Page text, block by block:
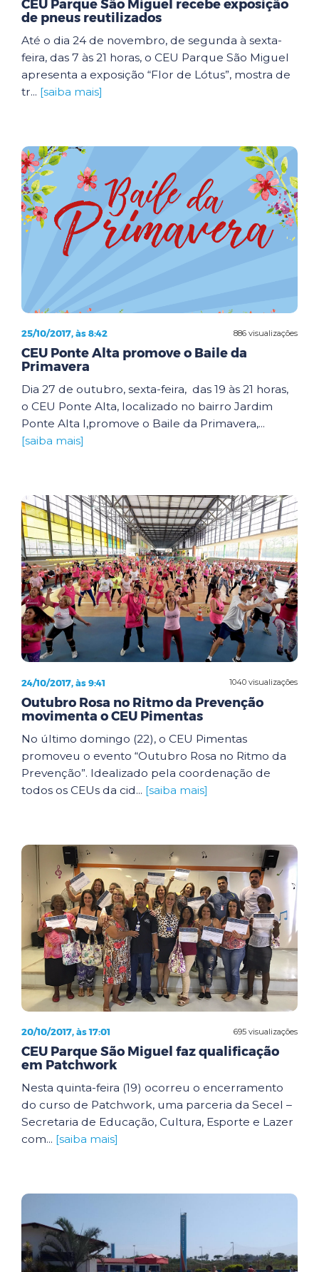
CEU Parque São Miguel recebe exposição
de pneus reutilizados
Até o dia 24 de novembro, de segunda à sexta-
feira, das 7 às 21 horas, o CEU Parque São Miguel
apresenta a exposição “Flor de Lótus”, mostra de
tr... [saiba mais]
886 visualizações
25/10/2017, às 8:42
CEU Ponte Alta promove o Baile da
Primavera
Dia 27 de outubro, sexta-feira, das 19 às 21 horas,
o CEU Ponte Alta, localizado no bairro Jardim
Ponte Alta I,promove o Baile da Primavera,...
[saiba mais]
1040 visualizações
24/10/2017, às 9:41
Outubro Rosa no Ritmo da Prevenção
movimenta o CEU Pimentas
No último domingo (22), o CEU Pimentas
promoveu o evento “Outubro Rosa no Ritmo da
Prevenção”. Idealizado pela coordenação de
todos os CEUs da cid... [saiba mais]
695 visualizações
20/10/2017, às 17:01
CEU Parque São Miguel faz qualificação
em Patchwork
Nesta quinta-feira (19) ocorreu o encerramento
do curso de Patchwork, uma parceria da Secel –
Secretaria de Educação, Cultura, Esporte e Lazer
com... [saiba mais]